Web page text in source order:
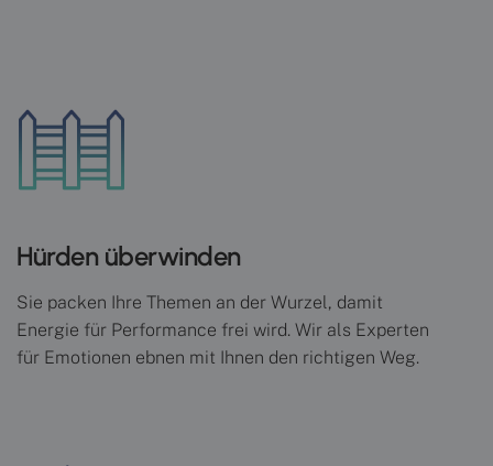
Hürden überwinden
Sie packen Ihre Themen an der Wurzel, damit
Energie für Performance frei wird. Wir als Experten
für Emotionen ebnen mit Ihnen den richtigen Weg.